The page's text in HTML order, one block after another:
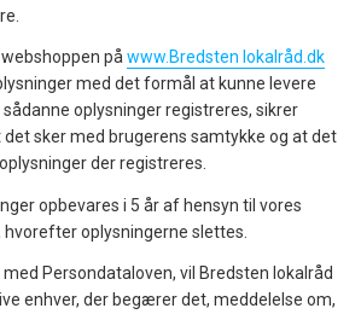
påwww.Bredsten lokalråd.dk
med det formål at kunne levere
oplysninger registreres, sikrer
det sker med brugerens samtykke og at det
der registreres.
opbevares i 5 år af hensyn til vores
oplysningerne slettes.
med Persondataloven, vil Bredsten lokalråd
enhver, der begærer det, meddelelse om,